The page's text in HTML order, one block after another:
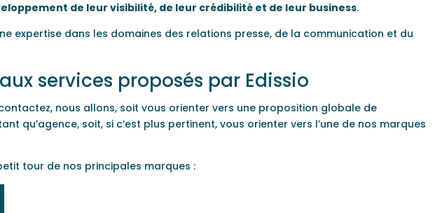
de leur visibilité, de leur crédibilité et de leur business.
expertise dans les domaines des relations presse, de la communication et du
services proposés par Edissio
nous allons, soit vous orienter vers une proposition globale de
qu’agence, soit, si c’est plus pertinent, vous orienter vers l’une de nos marques
tour de nos principales marques :